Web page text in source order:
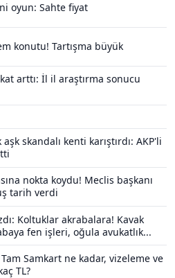
oyun: Sahte fiyat
konutu! Tartışma büyük
arttı: İl il araştırma sonucu
skandalı kenti karıştırdı: AKP'li
nokta koydu! Meclis başkanı
tarih verdi
Koltuklar akrabalara! Kavak
fen işleri, oğula avukatlık...
Samkart ne kadar, vizeleme ve
TL?